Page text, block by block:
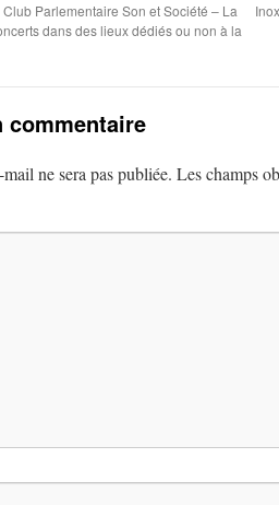
Parlementaire Son et Société – La
dans des lieux dédiés ou non à la
commentaire
ne sera pas publiée. Les champs